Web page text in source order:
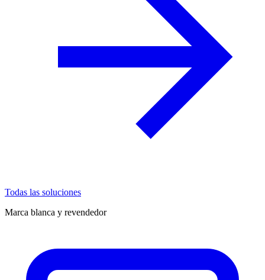
Todas las soluciones
Marca blanca y revendedor